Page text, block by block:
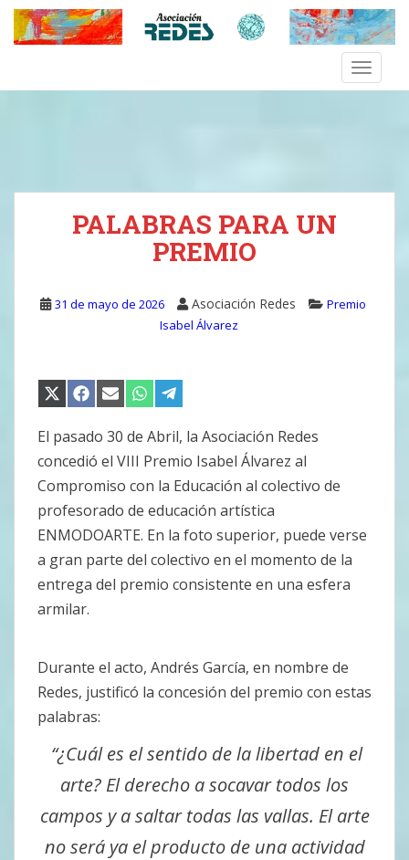
t
PALABRAS PARA UN
PREMIO
31 de mayo de 2026 Asociación Redes
Premio
Isabel Álvarez
COMPARTIR
EN
(TWITTER)
COMPARTIR
EN
COMPARTIR
EN
COMPARTIR
EN
COMPARTIR
EN
El pasado 30 de Abril, la Asociación Redes
concedió el VIII Premio Isabel Álvarez al
Compromiso con la Educación al colectivo de
profesorado de educación artística
ENMODOARTE. En la foto superior, puede verse
a gran parte del colectivo en el momento de la
entrega del premio consistente en una esfera
armilar.
Durante el acto, Andrés García, en nombre de
Redes, justificó la concesión del premio con estas
palabras:
“¿Cuál es el sentido de la libertad en el
arte? El derecho a socavar todos los
campos y a saltar todas las vallas. El arte
no será ya el producto de una actividad